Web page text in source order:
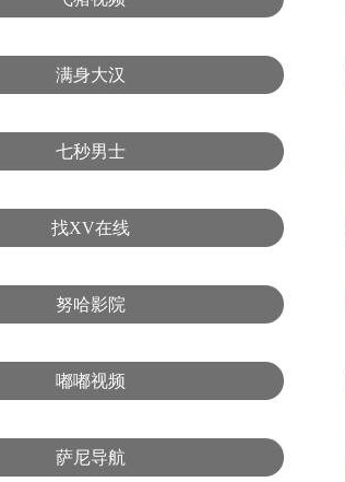
满身大汉
七秒男士
找XV在线
努哈影院
嘟嘟视频
萨尼导航